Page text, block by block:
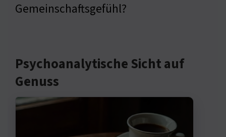
Gemeinschaftsgefühl?
Psychoanalytische Sicht auf
Genuss